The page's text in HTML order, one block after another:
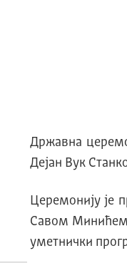
Државна
Дејан Вук
Церемонију је
Савом Минићем,
уметнички